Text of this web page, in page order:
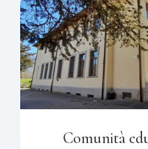
Comunità